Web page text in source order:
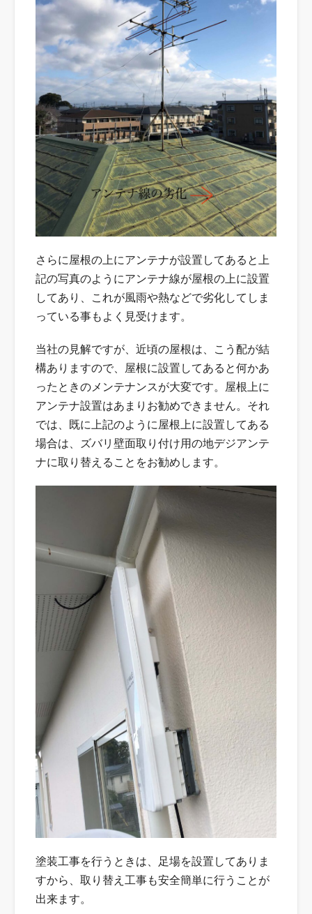
さらに屋根の上にアンテナが設置してあると上
記の写真のようにアンテナ線が屋根の上に設置
してあり、これが風雨や熱などで劣化してしま
っている事もよく見受けます。
当社の見解ですが、近頃の屋根は、こう配が結
構ありますので、屋根に設置してあると何かあ
ったときのメンテナンスが大変です。屋根上に
アンテナ設置はあまりお勧めできません。それ
では、既に上記のように屋根上に設置してある
場合は、ズバリ壁面取り付け用の地デジアンテ
ナに取り替えることをお勧めします。
塗装工事を行うときは、足場を設置してありま
すから、取り替え工事も安全簡単に行うことが
出来ます。